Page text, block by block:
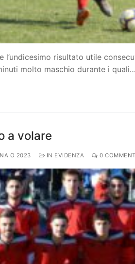
l’undicesimo risultato utile
molto maschio durante i quali…
a volare
2023 IN EVIDENZA 0